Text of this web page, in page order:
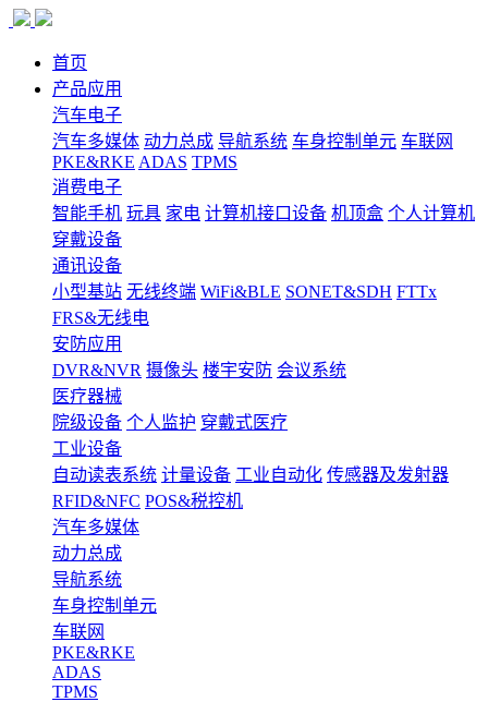
首页
产品应用
汽车电子
汽车多媒体 动力总成 导航系统 车身控制单元 车联网
PKE&RKE ADAS TPMS
消费电子
智能手机 玩具 家电 计算机接口设备 机顶盒 个人计算机
穿戴设备
通讯设备
小型基站 无线终端 WiFi&BLE SONET&SDH FTTx
FRS&无线电
安防应用
DVR&NVR 摄像头 楼宇安防 会议系统
医疗器械
院级设备 个人监护 穿戴式医疗
工业设备
自动读表系统 计量设备 工业自动化 传感器及发射器
RFID&NFC POS&税控机
汽车多媒体
动力总成
导航系统
车身控制单元
车联网
PKE&RKE
ADAS
TPMS